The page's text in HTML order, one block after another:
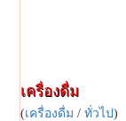
เครื่องดื่ม
(เครื่องดื่ม / ทั่วไป)